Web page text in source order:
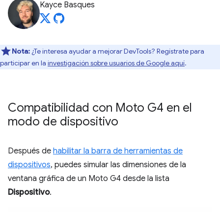
Kayce Basques
Nota: ¿Te interesa ayudar a mejorar DevTools? Regístrate para
participar en la investigación sobre usuarios de Google aquí.
Compatibilidad con Moto G4 en el
modo de dispositivo
Después de habilitar la barra de herramientas de
dispositivos, puedes simular las dimensiones de la
ventana gráfica de un Moto G4 desde la lista
Dispositivo.